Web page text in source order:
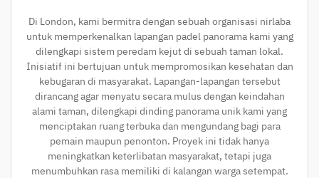
Di London, kami bermitra dengan sebuah organisasi nirlaba
untuk memperkenalkan lapangan padel panorama kami yang
dilengkapi sistem peredam kejut di sebuah taman lokal.
Inisiatif ini bertujuan untuk mempromosikan kesehatan dan
kebugaran di masyarakat. Lapangan-lapangan tersebut
dirancang agar menyatu secara mulus dengan keindahan
alami taman, dilengkapi dinding panorama unik kami yang
menciptakan ruang terbuka dan mengundang bagi para
pemain maupun penonton. Proyek ini tidak hanya
meningkatkan keterlibatan masyarakat, tetapi juga
menumbuhkan rasa memiliki di kalangan warga setempat.